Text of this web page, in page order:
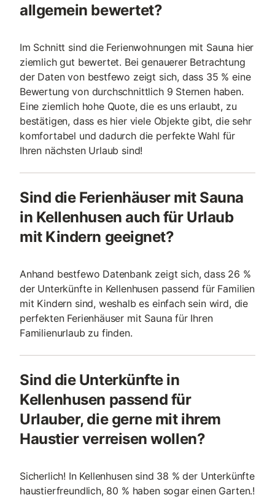
allgemein bewertet?
Im Schnitt sind die Ferienwohnungen mit Sauna hier
ziemlich gut bewertet. Bei genauerer Betrachtung
der Daten von bestfewo zeigt sich, dass 35 % eine
Bewertung von durchschnittlich 9 Sternen haben.
Eine ziemlich hohe Quote, die es uns erlaubt, zu
bestätigen, dass es hier viele Objekte gibt, die sehr
komfortabel und dadurch die perfekte Wahl für
Ihren nächsten Urlaub sind!
Sind die Ferienhäuser mit Sauna
in Kellenhusen auch für Urlaub
mit Kindern geeignet?
Anhand bestfewo Datenbank zeigt sich, dass 26 %
der Unterkünfte in Kellenhusen passend für Familien
mit Kindern sind, weshalb es einfach sein wird, die
perfekten Ferienhäuser mit Sauna für Ihren
Familienurlaub zu finden.
Sind die Unterkünfte in
Kellenhusen passend für
Urlauber, die gerne mit ihrem
Haustier verreisen wollen?
Sicherlich! In Kellenhusen sind 38 % der Unterkünfte
haustierfreundlich, 80 % haben sogar einen Garten.!